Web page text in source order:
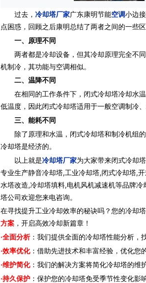
过去， 冷却塔厂家广东康明节能空调小边
点困惑，回顾之后康明总结了两者之间的一些区
一、原理不同
两者都是冷却设备，但其冷却原理完全不同
机制冷，其功能与空调相似。
二、温降不同
在相同的工作条件下，闭式冷却塔冷却水温
低温度，因此闭式冷却塔适用于一般空调制冷
三、能耗不同
除了原理和水温，闭式冷却塔和制冷机组的
冷却塔是经济的。
以上就是冷却塔厂家为大家带来闭式冷却
专业生产静音冷却塔,工业冷却塔,闭式冷却塔,
水塔改造,冷却塔填料,电机风机减速机等品牌
塔公司欢迎您来电咨询。
在寻找提升工业冷却效率的秘诀吗？您的冷却
方案 ，开启高效冷却新篇章！
·全面分析：我们提供全面的冷却塔性能分析，
·效率优化：借助先进技术和丰富经验，优化您
·维护简化：我们的解决方案将简化冷却塔的维
·持久保护 ：保护您的冷却塔免受季节性变化影